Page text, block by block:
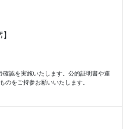
認を実施いたします。公的証明書や運
のをご持参お願いいたします。